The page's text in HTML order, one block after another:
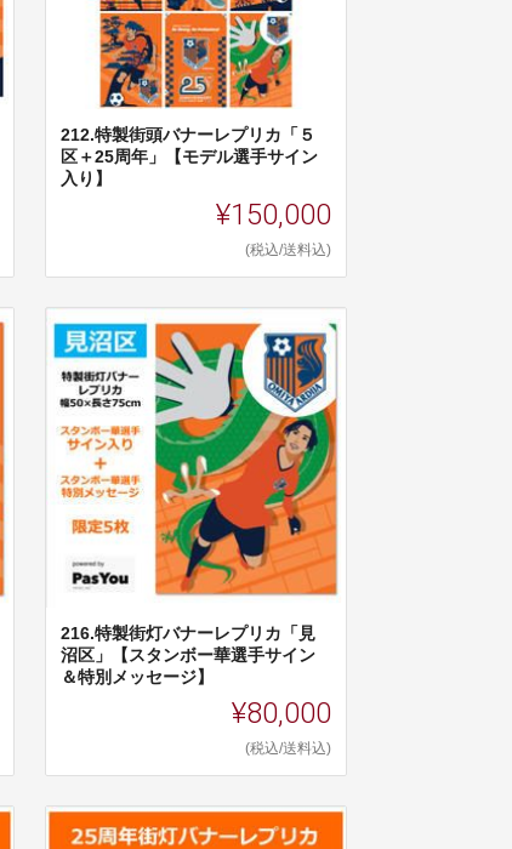
212.特製街頭バナーレプリカ「５
区＋25周年」【モデル選手サイン
入り】
¥150,000
(税込/送料込)
216.特製街灯バナーレプリカ「見
沼区」【スタンボー華選手サイン
＆特別メッセージ】
¥80,000
(税込/送料込)